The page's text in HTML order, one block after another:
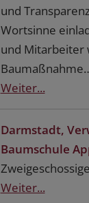
und
Wortsinne
und Mitarbeiter
Weiter...
Darmstadt,
Baumschule
Weiter...